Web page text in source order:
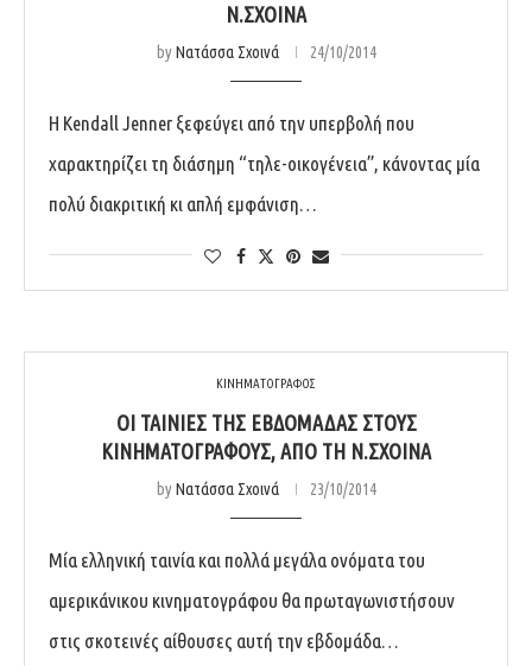
Ν.ΣΧΟΙΝΆ
byΝατάσσα Σχοινά 24/10/2014
Η Kendall Jenner ξεφεύγει από την υπερβολή που
χαρακτηρίζει τη διάσημη “τηλε-οικογένεια”, κάνοντας μία
πολύ διακριτική κι απλή εμφάνιση…
ΚΙΝΗΜΑΤΟΓΡΑΦΟΣ
ΟΙ ΤΑΙΝΊΕΣ ΤΗΣ ΕΒΔΟΜΆΔΑΣ ΣΤΟΥΣ
ΚΙΝΗΜΑΤΟΓΡΆΦΟΥΣ, ΑΠΌ ΤΗ Ν.ΣΧΟΙΝΆ
byΝατάσσα Σχοινά 23/10/2014
Μία ελληνική ταινία και πολλά μεγάλα ονόματα του
αμερικάνικου κινηματογράφου θα πρωταγωνιστήσουν
στις σκοτεινές αίθουσες αυτή την εβδομάδα…